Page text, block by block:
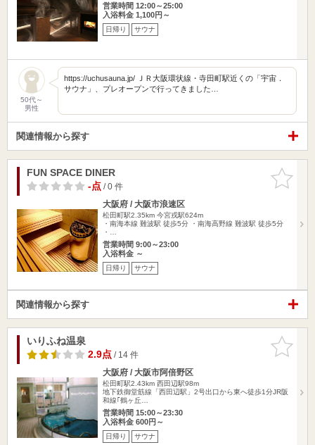
営業時間 12:00～25:00
入浴料金 1,100円～
日帰り サウナ
50代～
男性
https://uchusauna.jp/ ＪＲ大阪環状線・寺田町駅近くの「宇宙．
サウナ」、プレオープンで行ってきました…
関連情報から探す
お気に入
りに追加
FUN SPACE DINER
-点/ 0 件
大阪府 / 大阪市浪速区
松田町駅2.35km 今宮戎駅624m
・南海本線 難波駅 徒歩5分 ・南海高野線 難波駅 徒歩5分
・…
営業時間 9:00～23:00
入浴料金 ～
日帰り サウナ
関連情報から探す
お気に入
りに追加
いりふね温泉
2.9点/ 14 件
大阪府 / 大阪市阿倍野区
松田町駅2.43km 西田辺駅98m
地下鉄御堂筋線「西田辺駅」2号出口から東へ徒歩1分JR阪
和線｢鶴ヶ丘…
営業時間 15:00～23:30
入浴料金 600円～
日帰り サウナ